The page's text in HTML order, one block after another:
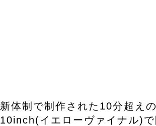
新体制で制作された10分超え
10inch(イエローヴァイナル)で